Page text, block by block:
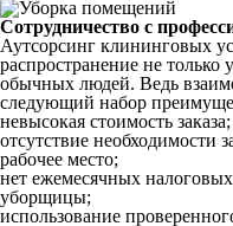
Сотрудничество с
Аутсорсинг клининговых
распространение не
обычных людей. Ведь
следующий набор
невысокая стоимость заказа;
отсутствие необходимости
рабочее место;
нет ежемесячных
уборщицы;
использование